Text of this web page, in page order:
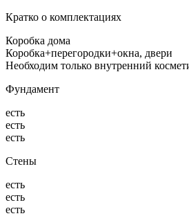
Кратко о комплектациях
Коробка дома
Коробка+перегородки+окна, двери
Необходим только внутренний
Фундамент
есть
есть
есть
Стены
есть
есть
есть